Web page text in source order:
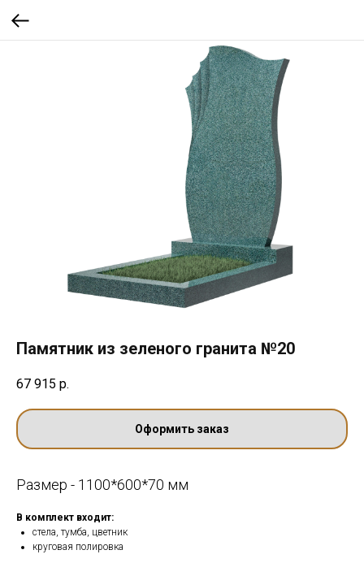
Памятник из зеленого гранита №20
67 915 р.
Оформить заказ
Размер - 1100*600*70 мм
В комплект входит:
стела, тумба, цветник
круговая полировка